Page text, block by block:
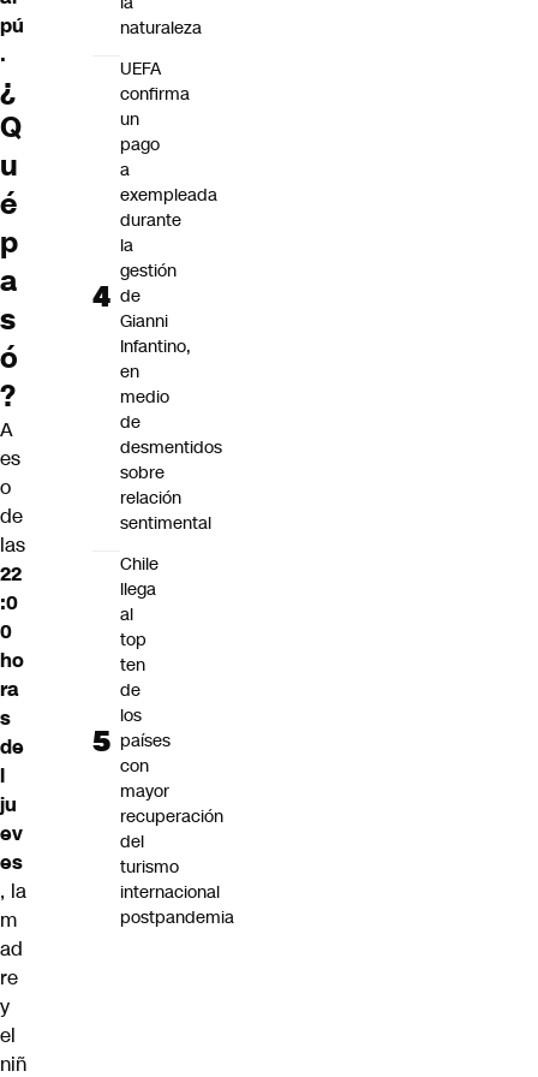
pú
.
¿
Q
u
é
p
a
s
ó
?
A
es
o
de
las
22
:0
0
ho
ra
s
de
l
ju
ev
es
, la
m
ad
re
y
el
niñ
naturaleza
UEFA
confirma
un
pago
a
exempleada
durante
la
gestión
de
Gianni
Infantino,
en
medio
de
desmentidos
sobre
relación
sentimental
Chile
llega
al
top
ten
de
los
países
con
mayor
recuperación
del
turismo
internacional
postpandemia